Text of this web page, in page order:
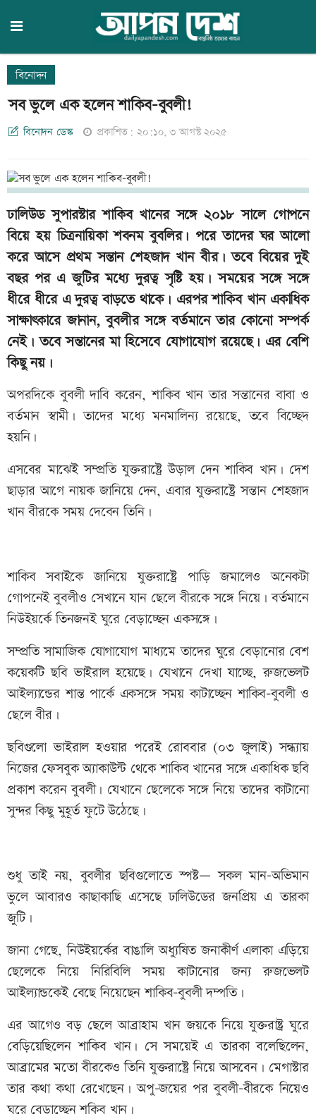
বিনোদন
সব ভুলে এক হলেন শাকিব-বুবলী!
বিনোদন ডেস্ক প্রকাশিত: ২০:১০, ৩ আগস্ট ২০২৫
ঢালিউড সুপারস্টার শাকিব খানের সঙ্গে ২০১৮ সালে গোপনে
বিয়ে হয় চিত্রনায়িকা শবনম বুবলির। পরে তাদের ঘর আলো
করে আসে প্রথম সন্তান শেহজাদ খান বীর। তবে বিয়ের দুই
বছর পর এ জুটির মধ্যে দুরত্ব সৃষ্টি হয়। সময়ের সঙ্গে সঙ্গে
ধীরে ধীরে এ দুরত্ব বাড়তে থাকে। এরপর শাকিব খান একাধিক
সাক্ষাৎকারে জানান, বুবলীর সঙ্গে বর্তমানে তার কোনো সম্পর্ক
নেই। তবে সন্তানের মা হিসেবে যোগাযোগ রয়েছে। এর বেশি
কিছু নয়।
অপরদিকে বুবলী দাবি করেন, শাকিব খান তার সন্তানের বাবা ও
বর্তমান স্বামী। তাদের মধ্যে মনমালিন্য রয়েছে, তবে বিচ্ছেদ
হয়নি।
এসবের মাঝেই সম্প্রতি যুক্তরাষ্ট্রে উড়াল দেন শাকিব খান। দেশ
ছাড়ার আগে নায়ক জানিয়ে দেন, এবার যুক্তরাষ্ট্রে সন্তান শেহজাদ
খান বীরকে সময় দেবেন তিনি।
শাকিব সবাইকে জানিয়ে যুক্তরাষ্ট্রে পাড়ি জমালেও অনেকটা
গোপনেই বুবলীও সেখানে যান ছেলে বীরকে সঙ্গে নিয়ে। বর্তমানে
নিউইয়র্কে তিনজনই ঘুরে বেড়াচ্ছেন একসঙ্গে।
সম্প্রতি সামাজিক যোগাযোগ মাধ্যমে তাদের ঘুরে বেড়ানোর বেশ
কয়েকটি ছবি ভাইরাল হয়েছে। যেখানে দেখা যাচ্ছে, রুজভেলট
আইল্যান্ডের শান্ত পার্কে একসঙ্গে সময় কাটাচ্ছেন শাকিব-বুবলী ও
ছেলে বীর।
ছবিগুলো ভাইরাল হওয়ার পরেই রোববার (০৩ জুলাই) সন্ধ্যায়
নিজের ফেসবুক অ্যাকাউন্ট থেকে শাকিব খানের সঙ্গে একাধিক ছবি
প্রকাশ করেন বুবলী। যেখানে ছেলেকে সঙ্গে নিয়ে তাদের কাটানো
সুন্দর কিছু মুহূর্ত ফুটে উঠেছে।
শুধু তাই নয়, বুবলীর ছবিগুলোতে স্পষ্ট— সকল মান-অভিমান
ভুলে আবারও কাছাকাছি এসেছে ঢালিউডের জনপ্রিয় এ তারকা
জুটি।
জানা গেছে, নিউইয়র্কের বাঙালি অধ্যুষিত জনাকীর্ণ এলাকা এড়িয়ে
ছেলেকে নিয়ে নিরিবিলি সময় কাটানোর জন্য রুজভেলট
আইল্যান্ডকেই বেছে নিয়েছেন শাকিব-বুবলী দম্পতি।
এর আগেও বড় ছেলে আব্রাহাম খান জয়কে নিয়ে যুক্তরাষ্ট্র ঘুরে
বেড়িয়েছিলেন শাকিব খান। সে সময়েই এ তারকা বলেছিলেন,
আব্রামের মতো বীরকেও তিনি যুক্তরাষ্ট্রে নিয়ে আসবেন। মেগাস্টার
তার কথা কথা রেখেছেন। অপু-জয়ের পর বুবলী-বীরকে নিয়েও